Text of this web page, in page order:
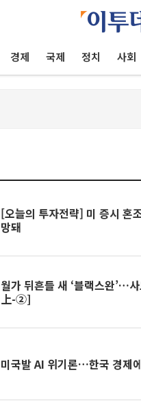
경제 국제 정치 사회
[오늘의 투자전략] 미 증시 혼
망돼
월가 뒤흔들 새 ‘블랙스완’…
上-②]
미국발 AI 위기론…한국 경제